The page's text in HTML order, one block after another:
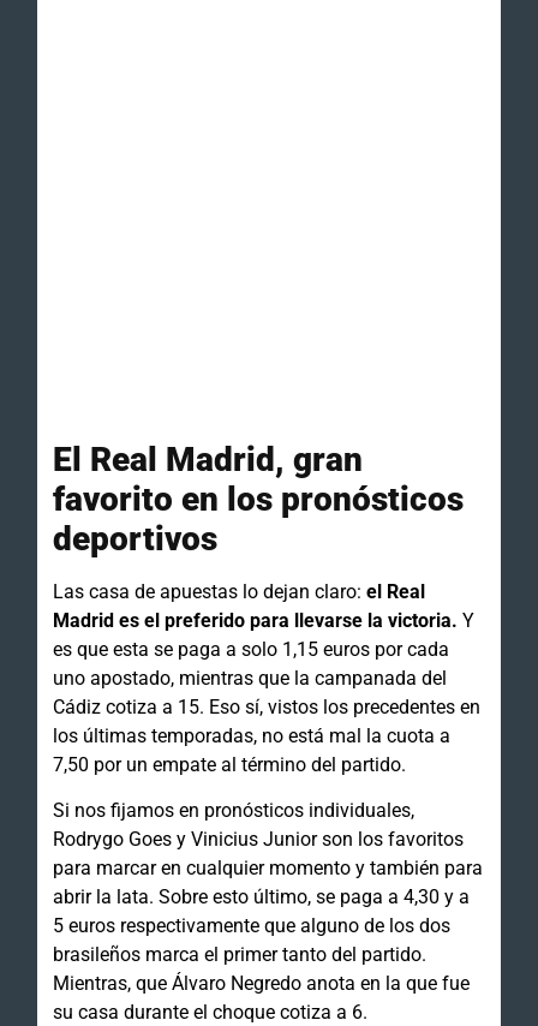
El Real Madrid, gran
favorito en los pronósticos
deportivos
Las casa de apuestas lo dejan claro:el Real
Madrid es el preferido para llevarse la victoria. Y
es que esta se paga a solo 1,15 euros por cada
uno apostado, mientras que la campanada del
Cádiz cotiza a 15. Eso sí, vistos los precedentes en
los últimas temporadas, no está mal la cuota a
7,50 por un empate al término del partido.
Si nos fijamos en pronósticos individuales,
Rodrygo Goes y Vinicius Junior son los favoritos
para marcar en cualquier momento y también para
abrir la lata. Sobre esto último, se paga a 4,30 y a
5 euros respectivamente que alguno de los dos
brasileños marca el primer tanto del partido.
Mientras, que Álvaro Negredo anota en la que fue
su casa durante el choque cotiza a 6.